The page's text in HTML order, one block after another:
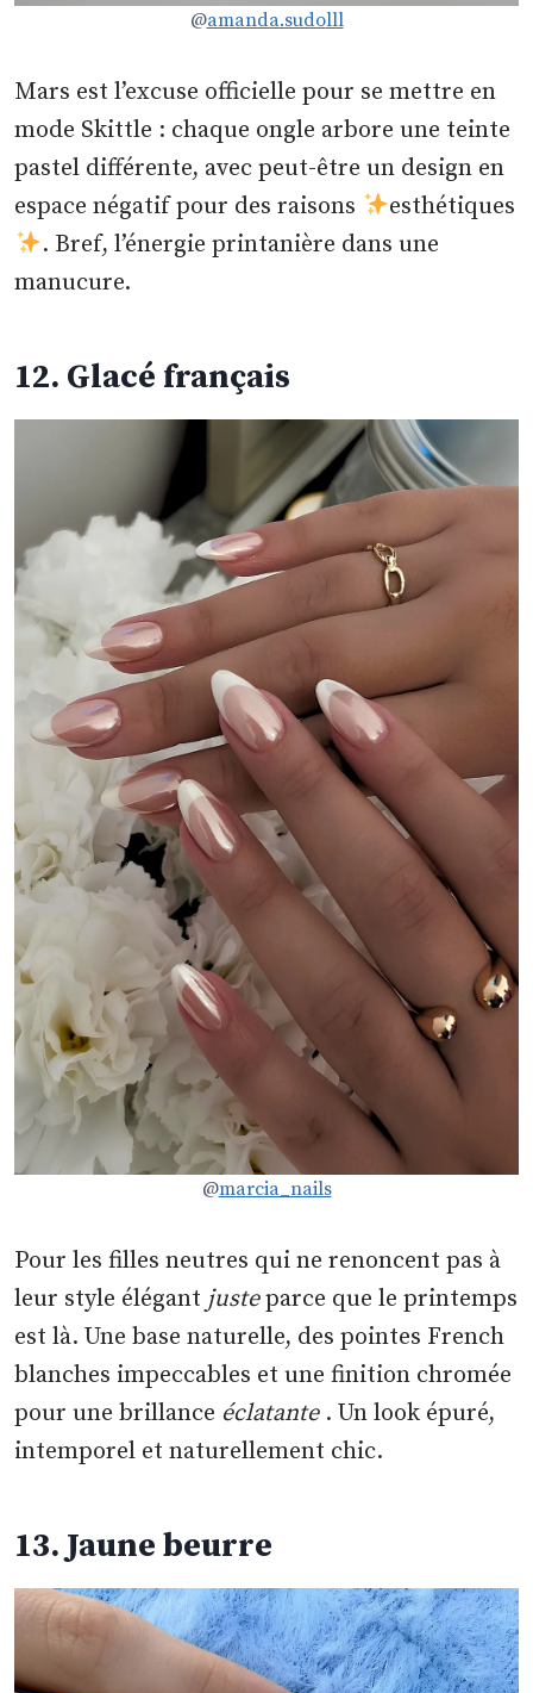
@amanda.sudolll
Mars est l’excuse officielle pour se mettre en
mode Skittle : chaque ongle arbore une teinte
pastel différente, avec peut-être un design en
espace négatif pour des raisons
esthétiques
. Bref, l’énergie printanière dans une
manucure.
12. Glacé français
@marcia_nails
Pour les filles neutres qui ne renoncent pas à
leur style élégant justeparce que le printemps
est là. Une base naturelle, des pointes French
blanches impeccables et une finition chromée
pour une brillance éclatante. Un look épuré,
intemporel et naturellement chic.
13. Jaune beurre